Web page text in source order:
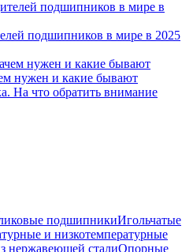
подшипников в мире в 2025
нужен и какие бывают
На что обратить внимание
подшипникиИгольчатые
и низкотемпературные
нержавеющей сталиОпорные